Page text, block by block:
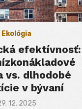
Ekológia
efektívnosť:
vs. dlhodobé
v bývaní
12. 2025